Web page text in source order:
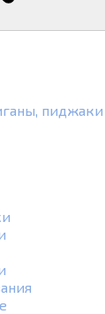
пиджаки